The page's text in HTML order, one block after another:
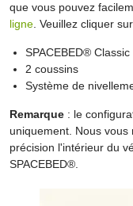
que vous pouvez
ligne . Veuillez cliquer
SPACEBED®
2 coussins
Système de
Remarque : le
uniquement. Nous
précision l'intérieur du
SPACEBED®.